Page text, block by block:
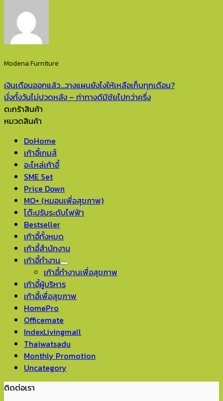
Modena Furniture
เงินเดือนออกแล้ว…วางแผนยังไงให้เหลือเก็บทุกเดือน?
นั่งทั้งวันไม่ปวดหลัง – ท่าทางดีมีชัยไปกว่าครึ่ง
ตะกร้าสินค้า
หมวดสินค้า
DoHome
เก้าอี้เกมส์
อะไหล่เก้าอี้
SME Set
Price Down
MO+ (หมอนเพื่อสุขภาพ)
โต๊ะปรับระดับไฟฟ้า
Bestseller
เก้าอี้ทั้งหมด
เก้าอี้สำนักงาน
เก้าอี้ทำงาน
เก้าอี้ทำงานเพื่อสุขภาพ
เก้าอี้ผู้บริหาร
เก้าอี้เพื่อสุขภาพ
HomePro
Officemate
IndexLivingmall
Thaiwatsadu
Monthly Promotion
Uncategory
ติดต่อเรา